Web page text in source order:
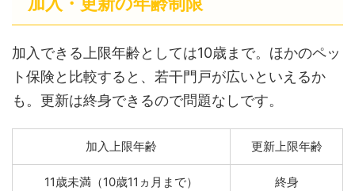
加入できる上限年齢としては10歳まで。ほかのペッ
ト保険と比較すると、若干門戸が広いといえるか
も。更新は終身できるので問題なしです。
加入上限年齢 更新上限年齢
11歳未満（10歳11ヵ月まで） 終身